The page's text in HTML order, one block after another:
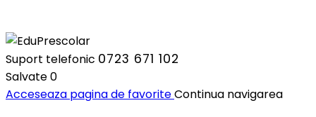
Suport telefonic 0723 671 102
Salvate0
Acceseaza pagina de favoriteContinua navigarea